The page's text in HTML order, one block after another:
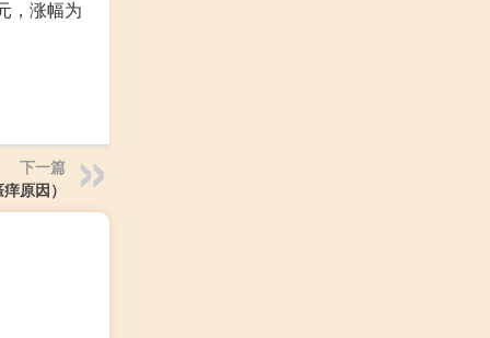
，涨幅为
下一篇
原因）